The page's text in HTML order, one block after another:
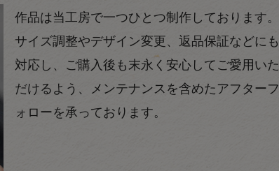
作品は当工房で一つひとつ制作しております。
サイズ調整やデザイン変更、返品保証などにも
対応し、ご購入後も末永く安心してご愛用いた
だけるよう、メンテナンスを含めたアフターフ
ォローを承っております。